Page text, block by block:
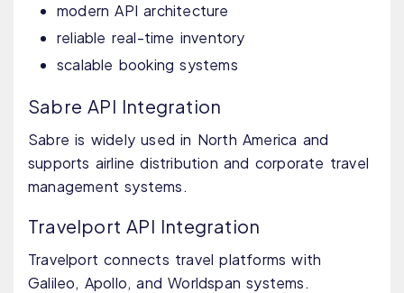
modern API architecture
reliable real-time inventory
scalable booking systems
Sabre API Integration
Sabre is widely used in North America and
supports airline distribution and corporate travel
management systems.
Travelport API Integration
Travelport connects travel platforms with
Galileo, Apollo, and Worldspan systems.